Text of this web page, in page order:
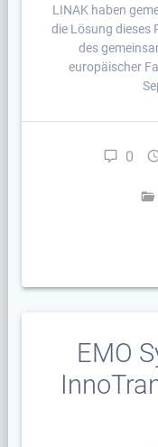
LINAK haben
die Lösung dieses
des
europäischer
0
EMO